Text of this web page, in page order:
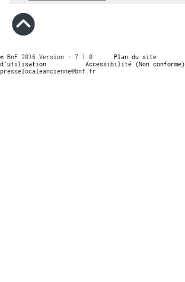
© BnF 2016 Version : 7.1.0 Plan du site
d’utilisation
Accessibilité (Non conforme)
presselocaleancienne@bnf.fr